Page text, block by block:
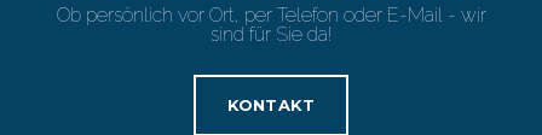
Ob persönlich vor Ort, per Telefon oder E-Mail - wir
sind für Sie da!
KONTAKT